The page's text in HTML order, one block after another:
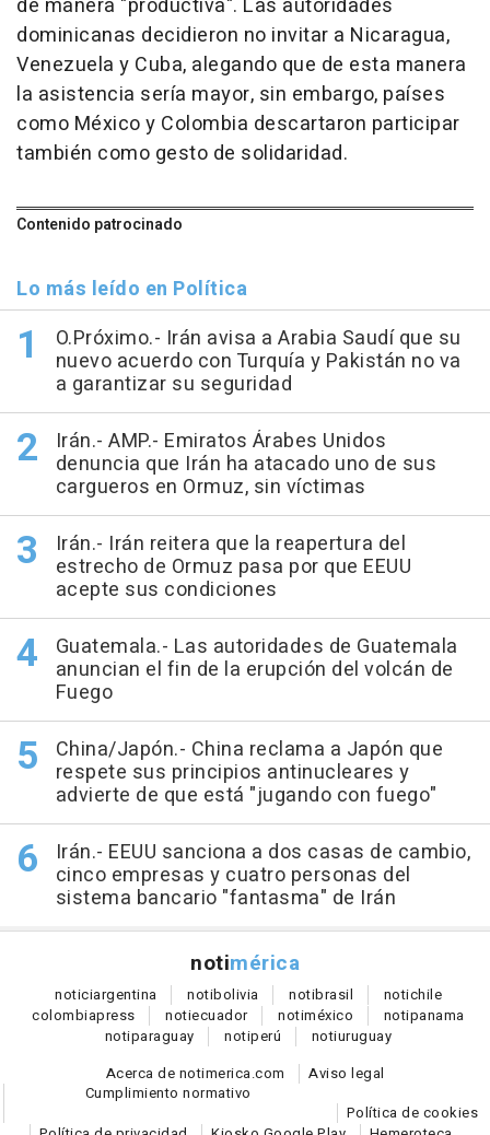
de manera "productiva". Las autoridades
dominicanas decidieron no invitar a Nicaragua,
Venezuela y Cuba, alegando que de esta manera
la asistencia sería mayor, sin embargo, países
como México y Colombia descartaron participar
también como gesto de solidaridad.
Contenido patrocinado
Lo más leído en Política
O.Próximo.- Irán avisa a Arabia Saudí que su
nuevo acuerdo con Turquía y Pakistán no va
a garantizar su seguridad
Irán.- AMP.- Emiratos Árabes Unidos
denuncia que Irán ha atacado uno de sus
cargueros en Ormuz, sin víctimas
Irán.- Irán reitera que la reapertura del
estrecho de Ormuz pasa por que EEUU
acepte sus condiciones
Guatemala.- Las autoridades de Guatemala
anuncian el fin de la erupción del volcán de
Fuego
China/Japón.- China reclama a Japón que
respete sus principios antinucleares y
advierte de que está "jugando con fuego"
Irán.- EEUU sanciona a dos casas de cambio,
cinco empresas y cuatro personas del
sistema bancario "fantasma" de Irán
notimérica
noticiargentina notibolivia notibrasil notichile
colombiapress notiecuador notiméxico notipanama
notiparaguay notiperú notiuruguay
Acerca de notimerica.com
Aviso legal
Cumplimiento normativo
Política de cookies